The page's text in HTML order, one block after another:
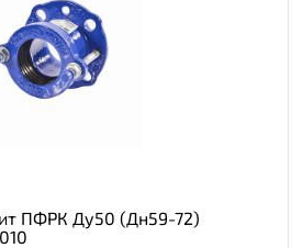
ПФРК Ду50 (Дн59-72)